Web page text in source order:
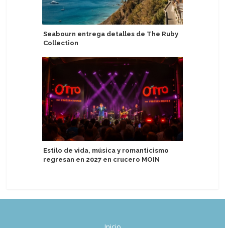
Seabourn entrega detalles de The Ruby
Collection
Estilo de vida, música y romanticismo
regresan en 2027 en crucero MOIN